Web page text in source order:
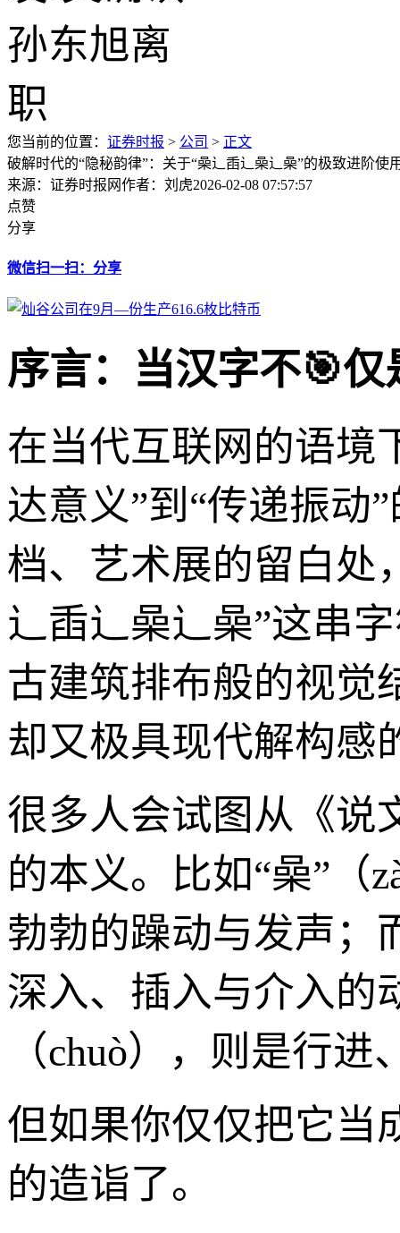
您当前的位置： 证券时报 > 公司 > 正文
破解时代的“隐秘韵律”：关于“喿辶臿辶喿辶喿”的极致进阶使
来源：证券时报网作者：刘虎2026-02-08 07:57:57
点赞
分享
微信扫一扫：分享
序言：当汉字不🎯
在当代互联网的语境
达意义”到“传递振动
档、艺术展的留白处
辶臿辶喿辶喿”这串
古建筑排布般的视觉
却又极具现代解构感
很多人会试图从《说
的本义。比如“喿”（
勃勃的躁动与发声；
深入、插入与介入的
（chuò），则是行
但如果你仅仅把它当
的造诣了。